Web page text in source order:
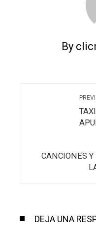
By
CANCIONES
DEJA UNA